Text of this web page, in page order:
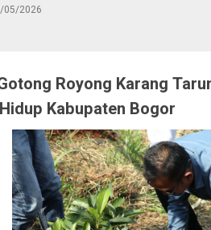
05/2026
Royong Karang
Kabupaten Bogor